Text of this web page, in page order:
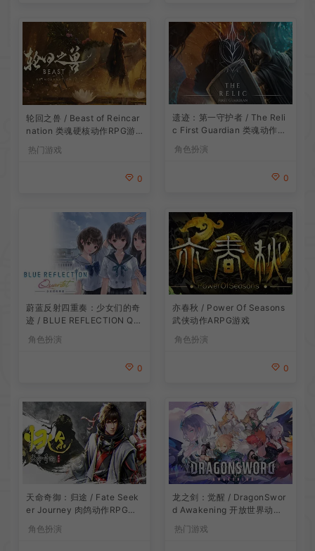
轮回之兽 / Beast of Reincar
nation 类魂硬核动作RPG游
热门游戏
0
遗迹：第一守护者 / The Reli
c First Guardian 类魂动作R
角色扮演
0
蔚蓝反射四重奏：少女们的奇
迹 / BLUE REFLECTION Qu
角色扮演
0
亦春秋 / Power Of Seasons
武侠动作ARPG游戏
角色扮演
0
天命奇御：归途 / Fate Seek
er Journey 肉鸽动作RPG游
角色扮演
龙之剑：觉醒 / DragonSwor
d Awakening 开放世界动作R
热门游戏